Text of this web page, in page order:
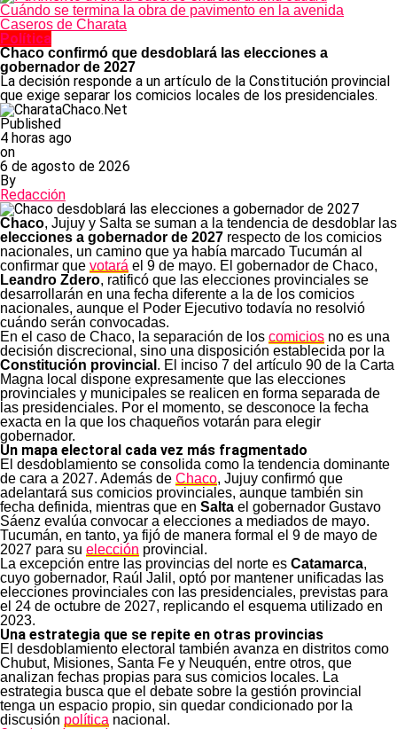
Cuándo se termina la obra de pavimento en la avenida
Caseros de Charata
Política
Chaco confirmó que desdoblará las elecciones a
gobernador de 2027
La decisión responde a un artículo de la Constitución provincial
que exige separar los comicios locales de los presidenciales.
Published
4 horas ago
on
6 de agosto de 2026
By
Redacción
Chaco, Jujuy y Salta se suman a la tendencia de desdoblar las
elecciones a gobernador de 2027 respecto de los comicios
nacionales, un camino que ya había marcado Tucumán al
confirmar que votará el 9 de mayo. El gobernador de Chaco,
Leandro Zdero, ratificó que las elecciones provinciales se
desarrollarán en una fecha diferente a la de los comicios
nacionales, aunque el Poder Ejecutivo todavía no resolvió
cuándo serán convocadas.
En el caso de Chaco, la separación de los comicios no es una
decisión discrecional, sino una disposición establecida por la
Constitución provincial . El inciso 7 del artículo 90 de la Carta
Magna local dispone expresamente que las elecciones
provinciales y municipales se realicen en forma separada de
las presidenciales. Por el momento, se desconoce la fecha
exacta en la que los chaqueños votarán para elegir
gobernador.
Un mapa electoral cada vez más fragmentado
El desdoblamiento se consolida como la tendencia dominante
de cara a 2027. Además de Chaco, Jujuy confirmó que
adelantará sus comicios provinciales, aunque también sin
fecha definida, mientras que en Salta el gobernador Gustavo
Sáenz evalúa convocar a elecciones a mediados de mayo.
Tucumán, en tanto, ya fijó de manera formal el 9 de mayo de
2027 para su elección provincial.
La excepción entre las provincias del norte es Catamarca,
cuyo gobernador, Raúl Jalil, optó por mantener unificadas las
elecciones provinciales con las presidenciales, previstas para
el 24 de octubre de 2027, replicando el esquema utilizado en
2023.
Una estrategia que se repite en otras provincias
El desdoblamiento electoral también avanza en distritos como
Chubut, Misiones, Santa Fe y Neuquén, entre otros, que
analizan fechas propias para sus comicios locales. La
estrategia busca que el debate sobre la gestión provincial
tenga un espacio propio, sin quedar condicionado por la
discusión política nacional.